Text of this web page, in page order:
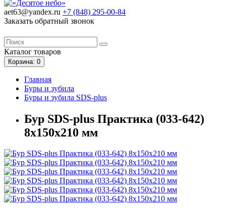
aet63@yandex.ru +7 (848) 295-00-84
Заказать обратный звонок
Каталог товаров
Корзина: 0
Главная
Буры и зубила
Буры и зубила SDS-plus
Бур SDS-plus Практика (033-642)
8х150х210 мм